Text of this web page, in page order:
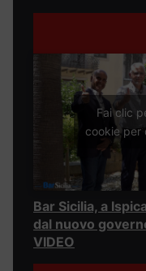
Fai clic
cookie per
Bar Sicilia, a
dal nuovo
VIDEO